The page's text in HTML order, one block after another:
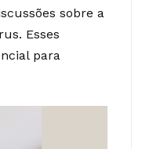
sobre a
Esses
para